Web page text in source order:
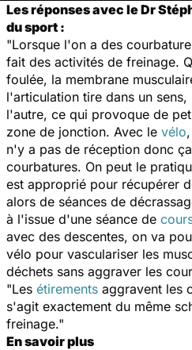
Les réponses avec le Dr
du sport :
"Lorsque l'on a des
fait des activités de freinage.
foulée, la membrane
l'articulation tire dans un
l'autre, ce qui provoque de
zone de jonction. Avec le vélo
n'y a pas de réception donc
courbatures. On peut le
est approprié pour récupérer
alors de séances de
à l'issue d'une séance de
avec des descentes, on va
vélo pour vasculariser les
déchets sans aggraver les
"Les étirements aggravent les
s'agit exactement du même
freinage."
En savoir plus